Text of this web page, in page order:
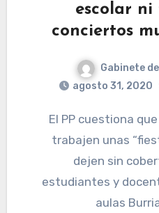
escolar ni
conciertos
Gabinete
agosto 31, 2020
El PP cuestiona que PSOE y Compromís
trabajen unas
dejen sin
estudiantes y
aulas